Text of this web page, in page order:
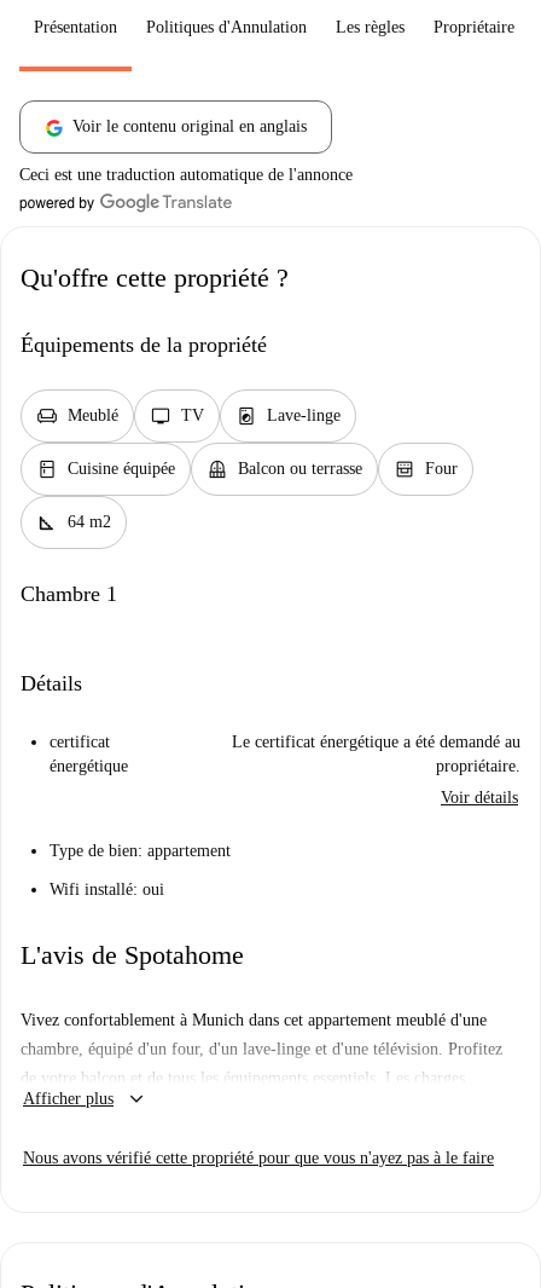
Présentation Politiques d'Annulation Les règles Propriétaire
Voir le contenu original en anglais
Ceci est une traduction automatique de l'annonce
Qu'offre cette propriété ?
Équipements de la propriété
chair Meublé tv TV local_laundry_service Lave-linge
kitchen Cuisine équipée balcony Balcon ou terrasse oven_gen Four
square_foot 64 m2
Chambre 1
Détails
certificat
énergétique
Le certificat énergétique a été demandé au
propriétaire.
Voir détails
Type de bien: appartement
Wifi installé: oui
L'avis de Spotahome
Vivez confortablement à Munich dans cet appartement meublé d'une
chambre, équipé d'un four, d'un lave-linge et d'une télévision. Profitez
de votre balcon et de tous les équipements essentiels. Les charges
(électricité, eau, gaz et Wi-Fi) sont comprises. Spotahome a
toute sérénité.
Afficher plus keyboard_arrow_down
Nous avons vérifié cette propriété pour que vous n'ayez pas à le faire